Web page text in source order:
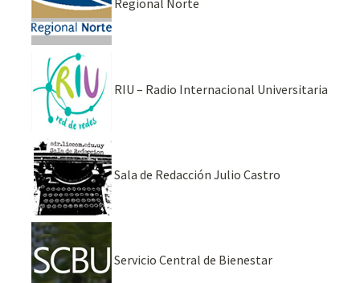
Regional Norte
RIU – Radio Internacional Universitaria
Sala de Redacción Julio Castro
Servicio Central de Bienestar